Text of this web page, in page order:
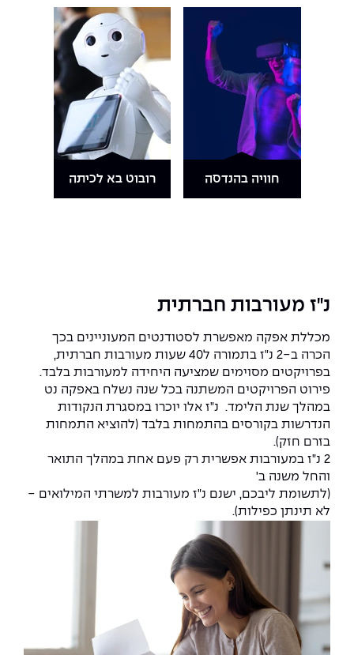
חוויה בהנדסה רובוט בא לכיתה
נ"ז מעורבות חברתית
מכללת אפקה מאפשרת לסטודנטים המעוניינים בכך
הכרה ב-2 נ"ז בתמורה ל40 שעות מעורבות חברתית,
בפרויקטים מסוימים שמציעה היחידה למעורבות בלבד.
פירוט הפרויקטים המשתנה בכל שנה נשלח באפקה נט
במהלך שנת הלימד. נ"ז אלו יוכרו במסגרת הנקודות
הנדרשות בקורסים בהתמחות בלבד (להוציא התמחות
בזרם חזק).
2 נ"ז במעורבות אפשרית רק פעם אחת במהלך התואר
והחל משנה ב'
(לתשומת ליבכם, ישנם נ"ז מעורבות למשרתי המילואים -
לא תינתן כפילות).